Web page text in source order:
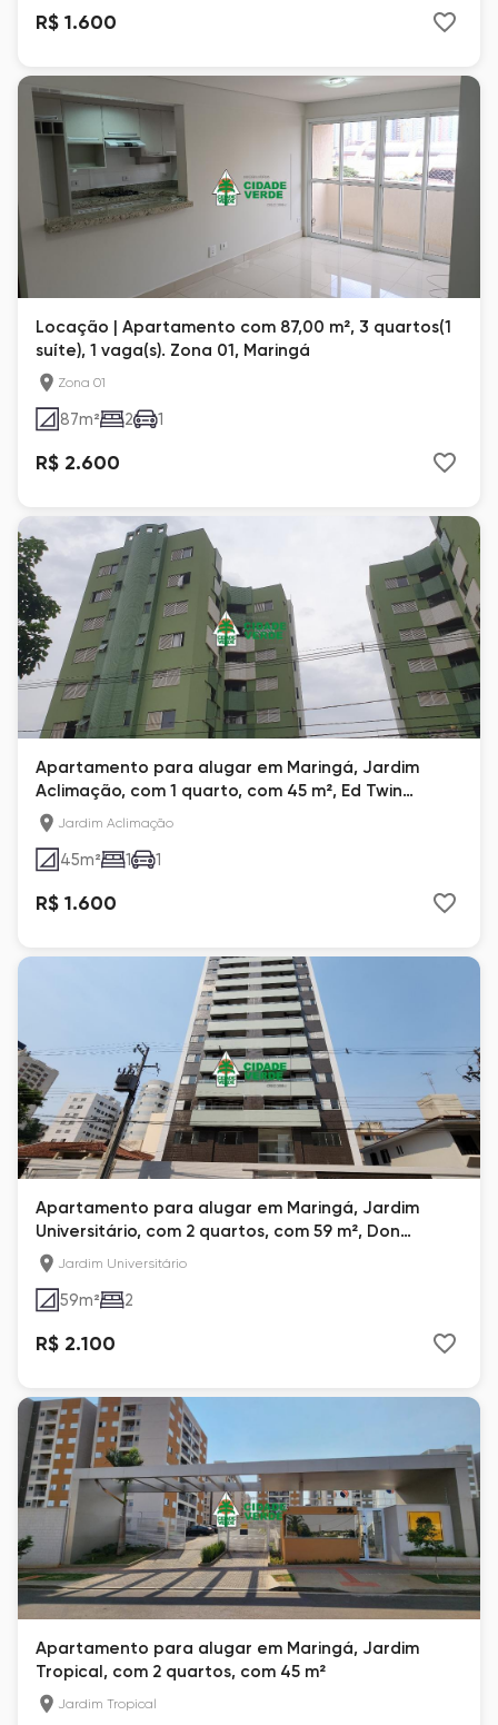
R$ 1.600
Locação | Apartamento com 87,00 m², 3 quartos(1
suíte), 1 vaga(s). Zona 01, Maringá
Zona 01
87m² 2 1
R$ 2.600
Apartamento para alugar em Maringá, Jardim
Aclimação, com 1 quarto, com 45 m², Ed Twin
Towers
Jardim Aclimação
45m² 1 1
R$ 1.600
Apartamento para alugar em Maringá, Jardim
Universitário, com 2 quartos, com 59 m², Don
Giovanni
Jardim Universitário
59m² 2
R$ 2.100
Apartamento para alugar em Maringá, Jardim
Tropical, com 2 quartos, com 45 m²
Jardim Tropical